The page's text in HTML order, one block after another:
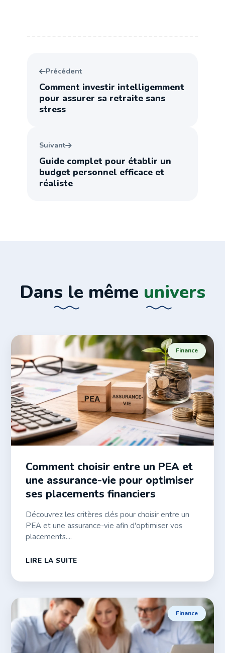
Précédent
Comment investir intelligemment
pour assurer sa retraite sans
stress
Suivant
Guide complet pour établir un
budget personnel efficace et
réaliste
Dans le même univers
Finance
Comment choisir entre un PEA et
une assurance-vie pour optimiser
ses placements financiers
Découvrez les critères clés pour choisir entre un
PEA et une assurance-vie afin d'optimiser vos
placements....
LIRE LA SUITE
Finance